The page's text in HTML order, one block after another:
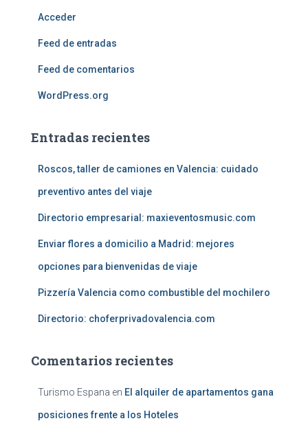
Acceder
Feed de entradas
Feed de comentarios
WordPress.org
Entradas recientes
Roscos, taller de camiones en Valencia: cuidado
preventivo antes del viaje
Directorio empresarial: maxieventosmusic.com
Enviar flores a domicilio a Madrid: mejores
opciones para bienvenidas de viaje
Pizzería Valencia como combustible del mochilero
Directorio: choferprivadovalencia.com
Comentarios recientes
Turismo Espana en El alquiler de apartamentos gana
posiciones frente a los Hoteles